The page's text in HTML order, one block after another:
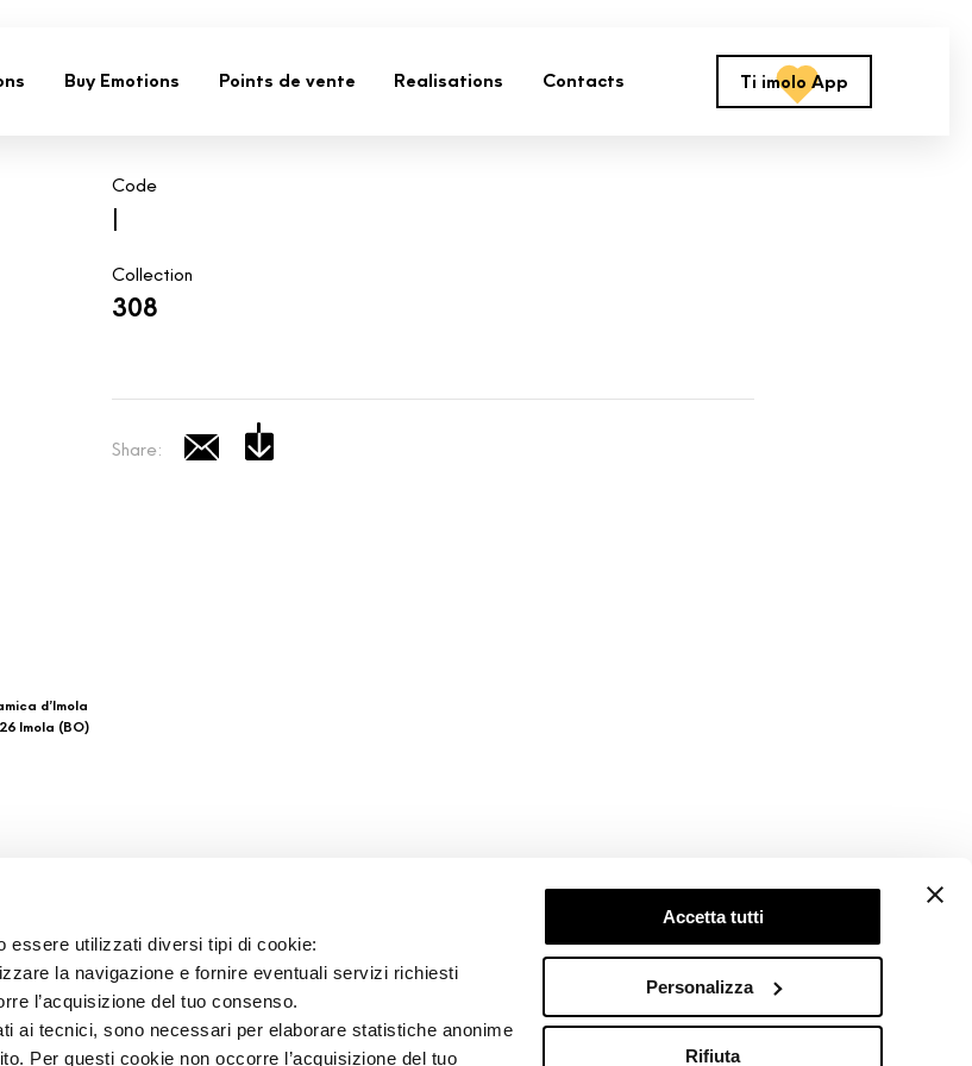
essere utilizzati diversi tipi di cookie:
la navigazione e fornire eventuali servizi richiesti
l’acquisizione del tuo consenso.
ai tecnici, sono necessari per elaborare statistiche anonime
Per questi cookie non occorre l’acquisizione del tuo
Accetta tutti
Personalizza
Rifiuta
Buy Emotions Points de vente Realisations Contacts Ti imolo App
Code
|
Collection
308
Share:
d’Imola
Imola (BO)
Ti imolo App
Follow us